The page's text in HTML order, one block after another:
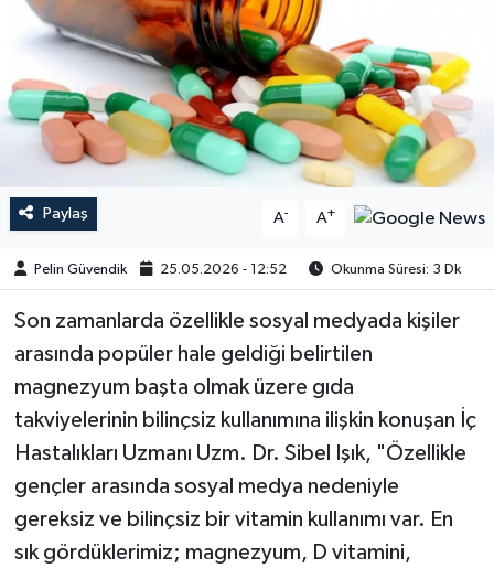
Paylaş A- A+
Pelin Güvendik 25.05.2026 - 12:52 Okunma Süresi: 3 Dk
Son zamanlarda özellikle sosyal medyada kişiler
arasında popüler hale geldiği belirtilen
magnezyum başta olmak üzere gıda
takviyelerinin bilinçsiz kullanımına ilişkin konuşan İç
Hastalıkları Uzmanı Uzm. Dr. Sibel Işık, "Özellikle
gençler arasında sosyal medya nedeniyle
gereksiz ve bilinçsiz bir vitamin kullanımı var. En
sık gördüklerimiz; magnezyum, D vitamini,